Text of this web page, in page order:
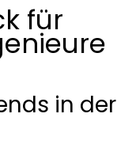
für
in der